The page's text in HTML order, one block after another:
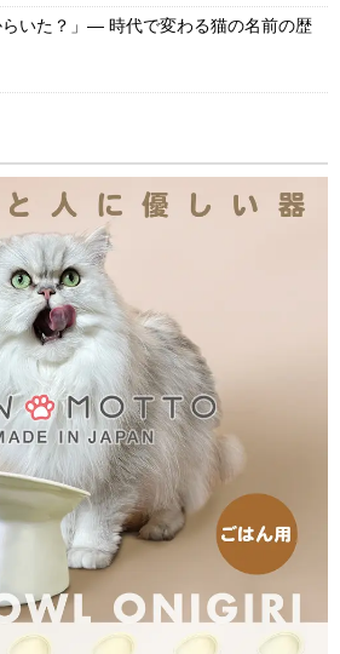
らいた？」— 時代で変わる猫の名前の歴